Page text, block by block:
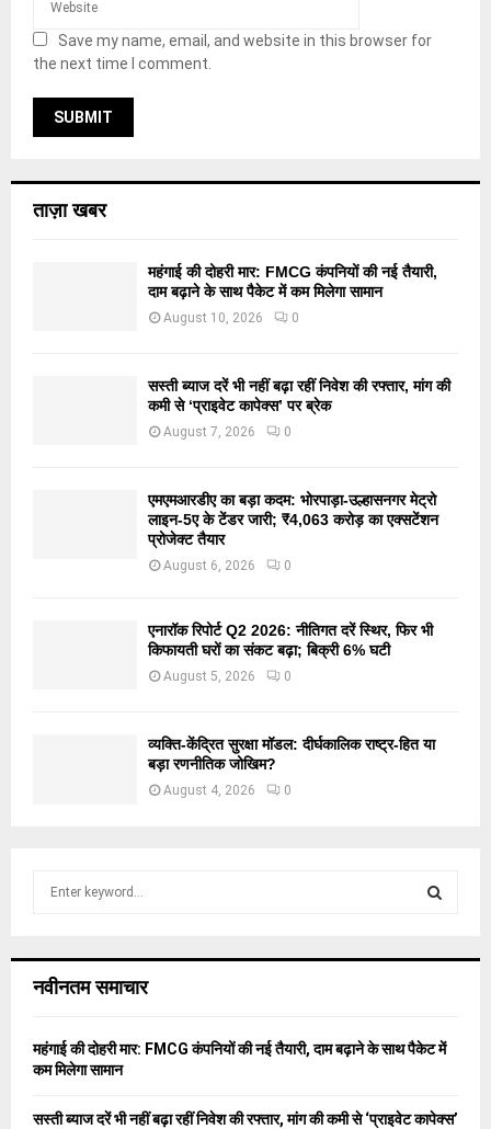
Save my name, email, and website in this browser for
the next time I comment.
ताज़ा खबर
महंगाई की दोहरी मार: FMCG कंपनियों की नई तैयारी,
दाम बढ़ाने के साथ पैकेट में कम मिलेगा सामान
August 10, 2026 0
सस्ती ब्याज दरें भी नहीं बढ़ा रहीं निवेश की रफ्तार, मांग की
कमी से ‘प्राइवेट कापेक्स’ पर ब्रेक
August 7, 2026 0
एमएमआरडीए का बड़ा कदम: भोरपाड़ा-उल्हासनगर मेट्रो
लाइन-5ए के टेंडर जारी; ₹4,063 करोड़ का एक्सटेंशन
प्रोजेक्ट तैयार
August 6, 2026 0
एनारॉक रिपोर्ट Q2 2026: नीतिगत दरें स्थिर, फिर भी
किफायती घरों का संकट बढ़ा; बिक्री 6% घटी
August 5, 2026 0
व्यक्ति-केंद्रित सुरक्षा मॉडल: दीर्घकालिक राष्ट्र-हित या
बड़ा रणनीतिक जोखिम?
August 4, 2026 0
h
o
r
C
नवीनतम समाचार
महंगाई की दोहरी मार: FMCG कंपनियों की नई तैयारी, दाम बढ़ाने के साथ पैकेट में
कम मिलेगा सामान
सस्ती ब्याज दरें भी नहीं बढ़ा रहीं निवेश की रफ्तार, मांग की कमी से ‘प्राइवेट कापेक्स’